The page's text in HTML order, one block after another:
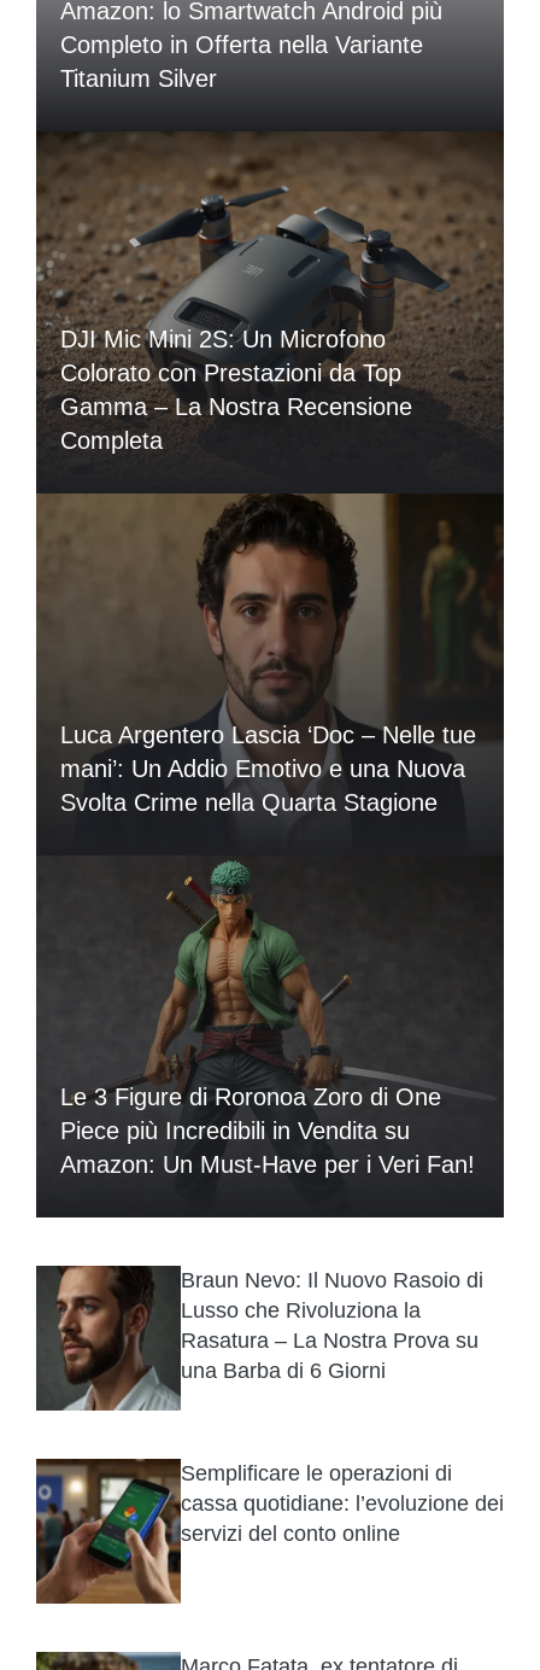
Amazon: lo Smartwatch Android più
Completo in Offerta nella Variante
Titanium Silver
DJI Mic Mini 2S: Un Microfono
Colorato con Prestazioni da Top
Gamma – La Nostra Recensione
Completa
Luca Argentero Lascia ‘Doc – Nelle tue
mani’: Un Addio Emotivo e una Nuova
Svolta Crime nella Quarta Stagione
Le 3 Figure di Roronoa Zoro di One
Piece più Incredibili in Vendita su
Amazon: Un Must-Have per i Veri Fan!
Braun Nevo: Il Nuovo Rasoio di
Lusso che Rivoluziona la
Rasatura – La Nostra Prova su
una Barba di 6 Giorni
Semplificare le operazioni di
cassa quotidiane: l’evoluzione dei
servizi del conto online